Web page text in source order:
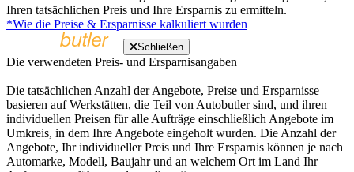
Ihren tatsächlichen Preis und Ihre Ersparnis zu ermitteln.
*Wie die Preise & Ersparnisse kalkuliert wurden
Schließen
Die verwendeten Preis- und Ersparnisangaben
Die tatsächlichen Anzahl der Angebote, Preise und Ersparnisse
basieren auf Werkstätten, die Teil von Autobutler sind, und ihren
individuellen Preisen für alle Aufträge einschließlich Angebote im
Umkreis, in dem Ihre Angebote eingeholt wurden. Die Anzahl der
Angebote, Ihr individueller Preis und Ihre Ersparnis können je nach
Automarke, Modell, Baujahr und an welchem Ort im Land Ihr